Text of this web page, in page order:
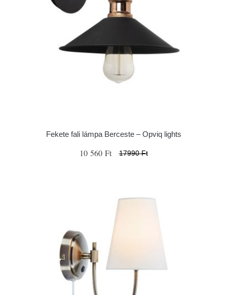
Fekete fali lámpa Berceste – Opviq lights
10 560 Ft 17990 Ft